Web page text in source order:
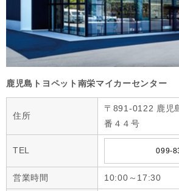
鹿児島トヨペット南栄マイカーセンター
住所
〒891-0122 鹿児
番４４号
TEL 099-
営業時間 10:00～17:30